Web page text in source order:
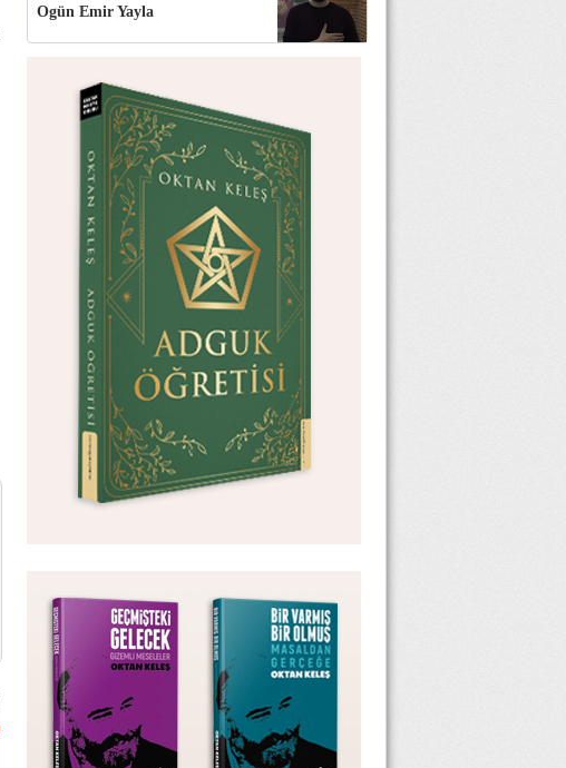
Ogün Emir Yayla